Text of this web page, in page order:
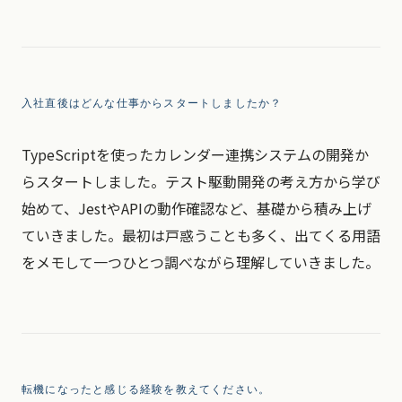
入社直後はどんな仕事からスタートしましたか？
TypeScriptを使ったカレンダー連携システムの開発か
らスタートしました。テスト駆動開発の考え方から学び
始めて、JestやAPIの動作確認など、基礎から積み上げ
ていきました。最初は戸惑うことも多く、出てくる用語
をメモして一つひとつ調べながら理解していきました。
転機になったと感じる経験を教えてください。